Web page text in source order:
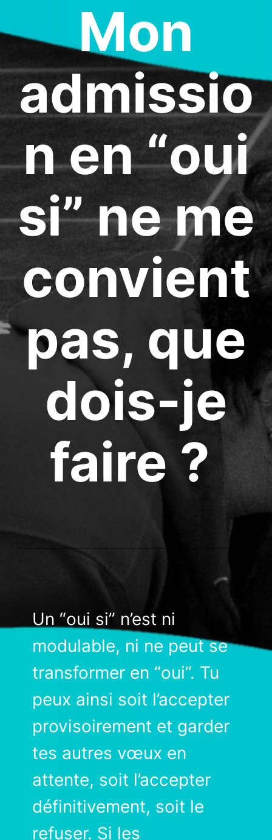
Mon
admissio
n en “oui
si” ne me
convient
pas, que
dois-je
faire ?
Un “oui si” n’est ni
modulable, ni ne peut se
transformer en “oui”. Tu
peux ainsi soit l’accepter
provisoirement et garder
tes autres vœux en
attente, soit l’accepter
définitivement, soit le
refuser. Si les